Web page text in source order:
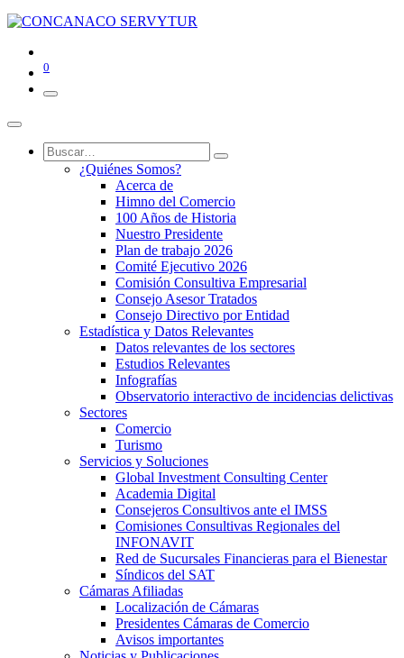
0
¿Quiénes Somos?
Acerca de
Himno del Comercio
100 Años de Historia
Nuestro Presidente
Plan de trabajo 2026
Comité Ejecutivo 2026
Comisión Consultiva Empresarial
Consejo Asesor Tratados
Consejo Directivo por Entidad
Estadística y Datos Relevantes
Datos relevantes de los sectores
Estudios Relevantes
Infografías
Observatorio interactivo de incidencias delictivas
Sectores
Comercio
Turismo
Servicios y Soluciones
Global Investment Consulting Center
Academia Digital
Consejeros Consultivos ante el IMSS
Comisiones Consultivas Regionales del
INFONAVIT
Red de Sucursales Financieras para el Bienestar
Síndicos del SAT
Cámaras Afiliadas
Localización de Cámaras
Presidentes Cámaras de Comercio
Avisos importantes